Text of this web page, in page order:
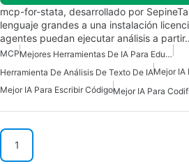
mcp-for-stata, desarrollado por
lenguaje grandes a una instalación
agentes puedan ejecutar análisis a
MCP
Mejores Herramientas De IA Para Educadores
Herramienta De Análisis De Texto De IAMejor IA
Mejor IA Para Escribir CódigoMejor IA Para
1